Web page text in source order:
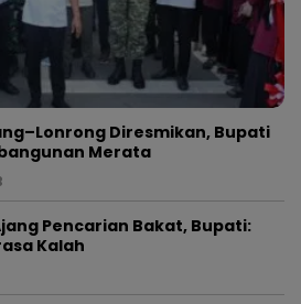
Diresmikan, Bupati
Merata
Pencarian Bakat, Bupati:
Kalah